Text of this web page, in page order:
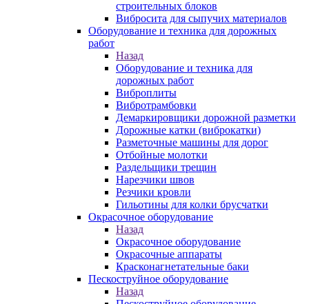
строительных блоков
Вибросита для сыпучих материалов
Оборудование и техника для дорожных
работ
Назад
Оборудование и техника для
дорожных работ
Виброплиты
Вибротрамбовки
Демаркировщики дорожной разметки
Дорожные катки (виброкатки)
Разметочные машины для дорог
Отбойные молотки
Раздельщики трещин
Нарезчики швов
Резчики кровли
Гильотины для колки брусчатки
Окрасочное оборудование
Назад
Окрасочное оборудование
Окрасочные аппараты
Красконагнетательные баки
Пескоструйное оборудование
Назад